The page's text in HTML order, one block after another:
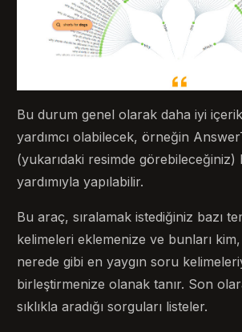
Bu durum genel olarak daha iyi
yardımcı olabilecek, örneğin
(yukarıdaki resimde görebileceğiniz)
yardımıyla yapılabilir.
Bu araç, sıralamak istediğiniz bazı
kelimeleri eklemenize ve bunları
nerede gibi en yaygın soru
birleştirmenize olanak tanır. Son
sıklıkla aradığı sorguları listeler.